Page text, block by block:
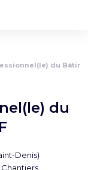
du
du
Denis)
Chantiers